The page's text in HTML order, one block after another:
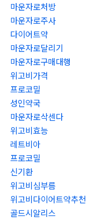
마운자로처방
마운자로주사
다이어트약
마운자로달리기
마운자로구매대행
위고비가격
프로코밀
성인약국
마운자로삭센다
위고비효능
레트비아
프로코밀
신기환
위고비심부름
위고비다이어트약추천
골드시알리스